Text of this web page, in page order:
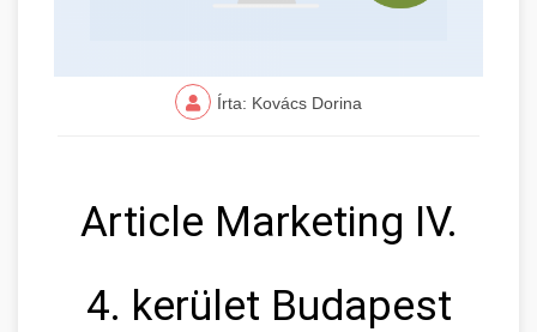
Írta: Kovács Dorina
Article Marketing IV.
4. kerület Budapest